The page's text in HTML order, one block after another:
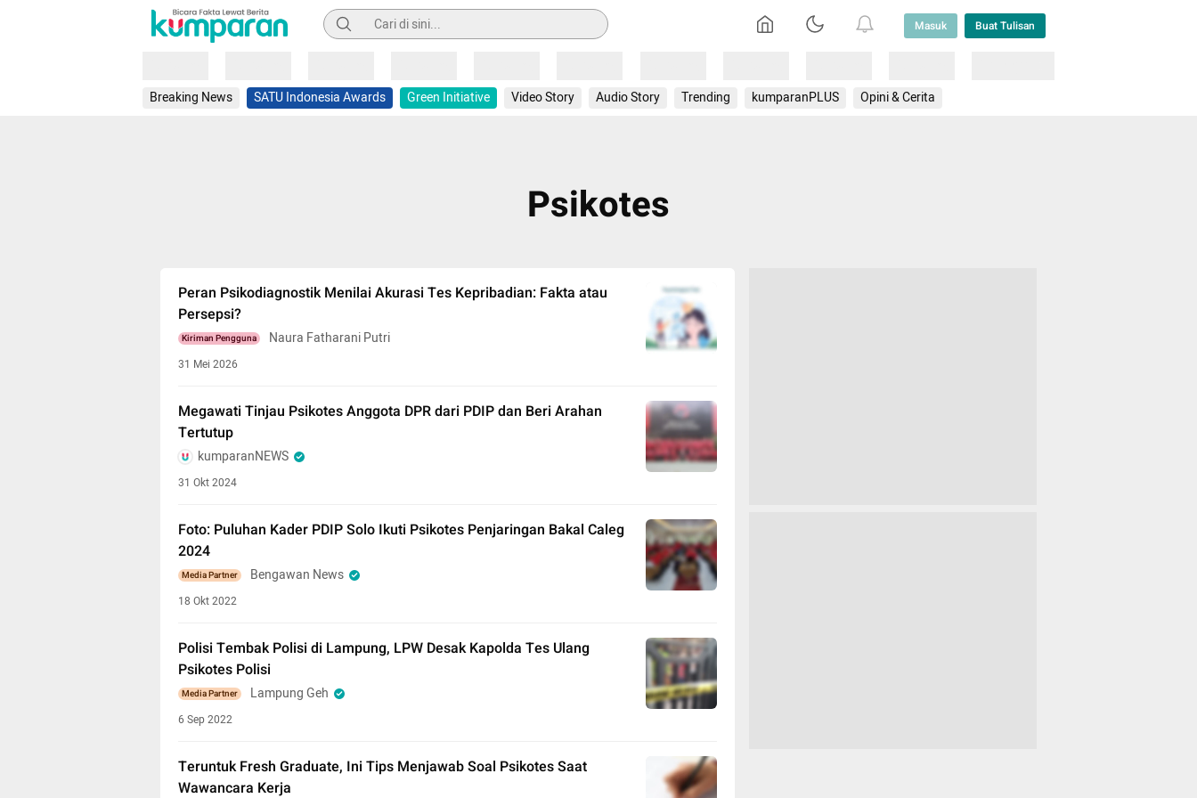
Pencarian Masuk Buat Tulisan
Breaking News SATU Indonesia Awards Green Initiative Video Story Audio Story Trending kumparanPLUS Opini & Cerita
Psikotes
Peran Psikodiagnostik Menilai Akurasi Tes Kepribadian: Fakta atau
Persepsi?
Kiriman Pengguna Naura Fatharani Putri
31 Mei 2026
Megawati Tinjau Psikotes Anggota DPR dari PDIP dan Beri Arahan
Tertutup
kumparanNEWS
31 Okt 2024
Foto: Puluhan Kader PDIP Solo Ikuti Psikotes Penjaringan Bakal Caleg
2024
Media Partner Bengawan News
18 Okt 2022
Polisi Tembak Polisi di Lampung, LPW Desak Kapolda Tes Ulang
Psikotes Polisi
Media Partner Lampung Geh
6 Sep 2022
Teruntuk Fresh Graduate, Ini Tips Menjawab Soal Psikotes Saat
Wawancara Kerja